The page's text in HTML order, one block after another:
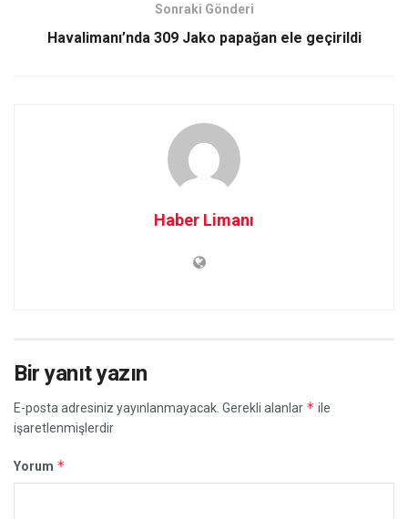
Sonraki Gönderi
Havalimanı’nda 309 Jako papağan ele geçirildi
Haber Limanı
Bir yanıt yazın
E-posta adresiniz yayınlanmayacak. Gerekli alanlar * ile
işaretlenmişlerdir
Yorum *